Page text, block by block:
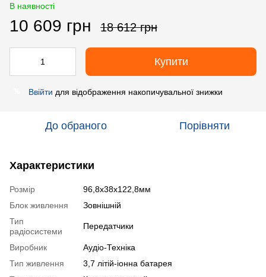
В наявності
10 609 грн 18 612 грн
Купити
Ввійти для відображення накопичувальної знижки
До обраного Порівняти
Характеристики
Розмір
96,8х38х122,8мм
Блок живлення
Зовнішній
Тип
радіосистеми
Передатчики
Виробник
Аудіо-Техніка
Тип живлення
3,7 літій-іонна батарея